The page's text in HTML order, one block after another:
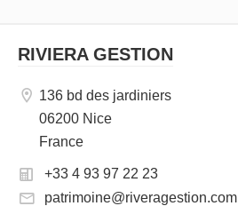
RIVIERA GESTION
136 bd des jardiniers
06200 Nice
France
+33 4 93 97 22 23
patrimoine@riveragestion.com